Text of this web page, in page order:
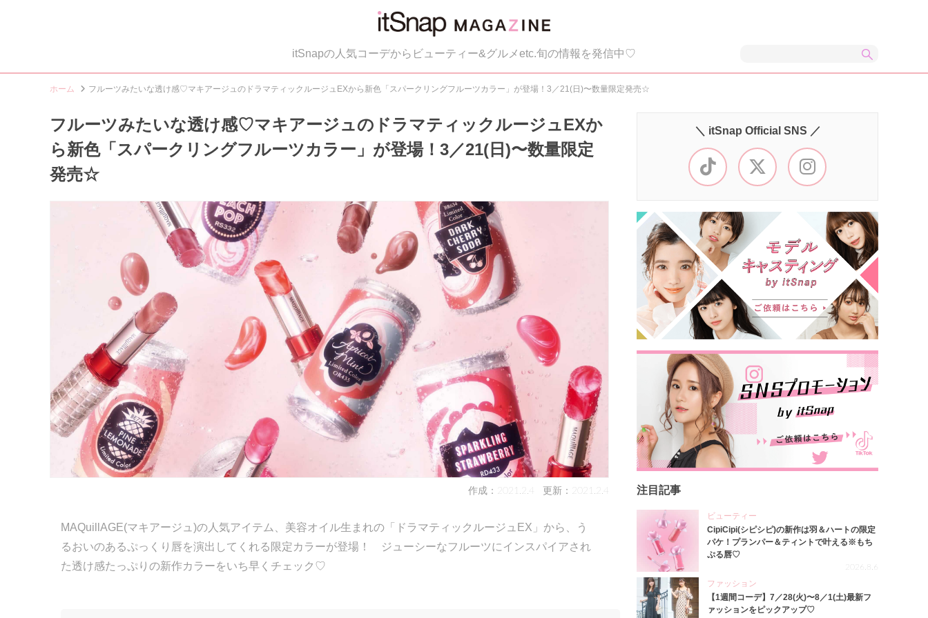
itSnapの人気コーデからビューティー&グルメetc.旬の情報を発信中♡
ホーム フルーツみたいな透け感♡マキアージュのドラマティックルージュEXから新色「スパークリングフルーツカラー」が登場！3／21(日)〜数量限定発売☆
フルーツみたいな透け感♡マキアージュのドラマティックルージュEXか
ら新色「スパークリングフルーツカラー」が登場！3／21(日)〜数量限定
発売☆
作成：2021.2.4 更新：2021.2.4
MAQuillAGE(マキアージュ)の人気アイテム、美容オイル生まれの「ドラマティックルージュEX」から、う
るおいのあるぷっくり唇を演出してくれる限定カラーが登場！ ジューシーなフルーツにインスパイアされ
た透け感たっぷりの新作カラーをいち早くチェック♡
＼ itSnap Official SNS ／
注目記事
ビューティー
CipiCipi(シピシピ)の新作は羽＆ハートの限定
パケ！プランパー＆ティントで叶える※もち
ぷる唇♡
2026.8.6
ファッション
【1週間コーデ】7／28(火)〜8／1(土)最新フ
ァッションをピックアップ♡